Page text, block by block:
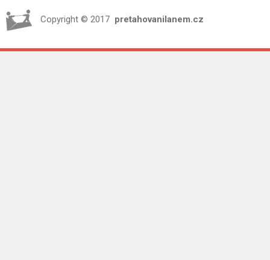
Copyright © 2017 pretahovanilanem.cz